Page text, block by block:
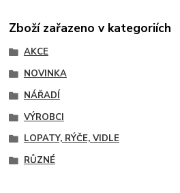
Zboží zařazeno v kategoriích
AKCE
NOVINKA
NÁŘADÍ
VÝROBCI
LOPATY, RÝČE, VIDLE
RŮZNÉ